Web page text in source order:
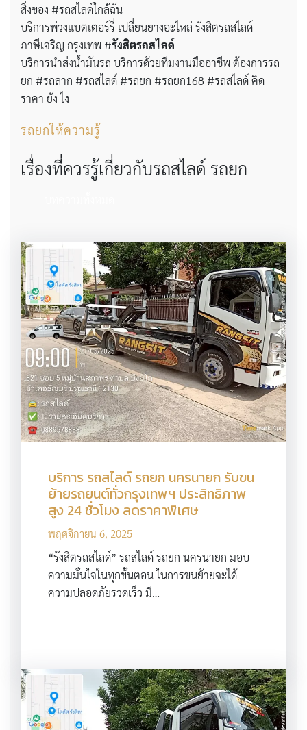
สิ่งของ #รถสไลด์ใกล้ฉัน
บริการพ่วงแบตเตอร์รี่ เปลี่ยนยางอะไหล่ รังสิตรถสไลด์
ภาษีเจริญ กรุงเทพ #รังสิตรถสไลด์
บริการนำส่งน้ำมันรถ บริการด้วยทีมงานมืออาชีพ ต้องการรถ
ยก #รถลาก #รถสไลด์ #รถยก #รถยก168 #รถสไลด์ คิด
ราคา ยัง ไง
รถยกให้ความรู้
เรื่องที่ควรรู้เกี่ยวกับรถสไลด์ รถยก
บริการ รถสไลด์ รถยก นครนายก รับขน
ย้ายรถยนต์ทั่วกรุงเทพฯ ประสิทธิภาพ
สูง 24 ชั่วโมง ลดราคาพิเศษ
พฤศจิกายน 6, 2025
“รังสิตรถสไลด์” รถสไลด์ รถยก นครนายก มอบ
ความมั่นใจในทุกขั้นตอน ในการขนย้ายจะได้
ความปลอดภัยรวดเร็ว มี…